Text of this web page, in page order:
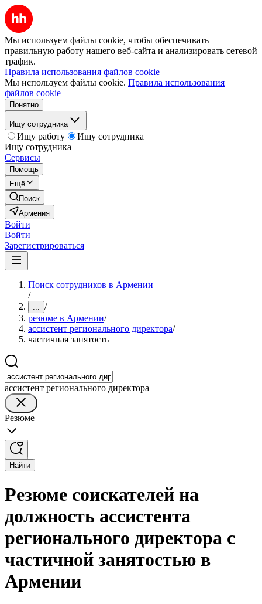
Мы используем файлы cookie, чтобы обеспечивать
правильную работу нашего веб-сайта и анализировать сетевой
трафик.
Правила использования файлов cookie
Мы используем файлы cookie. Правила использования
файлов cookie
Понятно
Ищу сотрудника
Ищу работу
Ищу сотрудника
Ищу сотрудника
Сервисы
Помощь
Ещё
Поиск
Армения
Войти
Войти
Зарегистрироваться
Поиск сотрудников в Армении
/
... /
резюме в Армении/
ассистент регионального директора/
частичная занятость
ассистент регионального директора
Резюме
Найти
Резюме соискателей на
должность ассистента
регионального директора с
частичной занятостью в
Армении